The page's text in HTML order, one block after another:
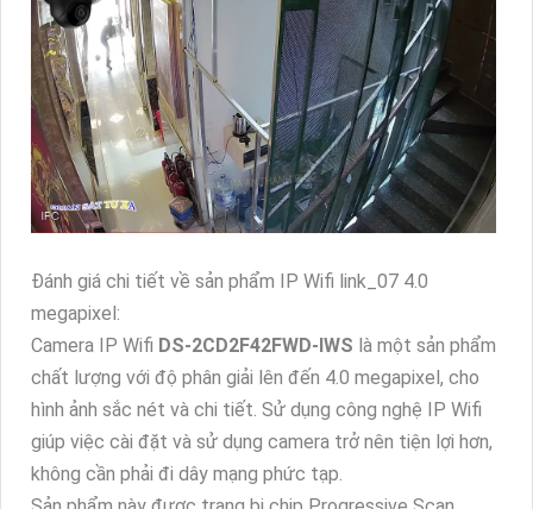
Đánh giá chi tiết về sản phẩm IP Wifi link_07 4.0
megapixel:
Camera IP Wifi DS-2CD2F42FWD-IWS là một sản phẩm
chất lượng với độ phân giải lên đến 4.0 megapixel, cho
hình ảnh sắc nét và chi tiết. Sử dụng công nghệ IP Wifi
giúp việc cài đặt và sử dụng camera trở nên tiện lợi hơn,
không cần phải đi dây mạng phức tạp.